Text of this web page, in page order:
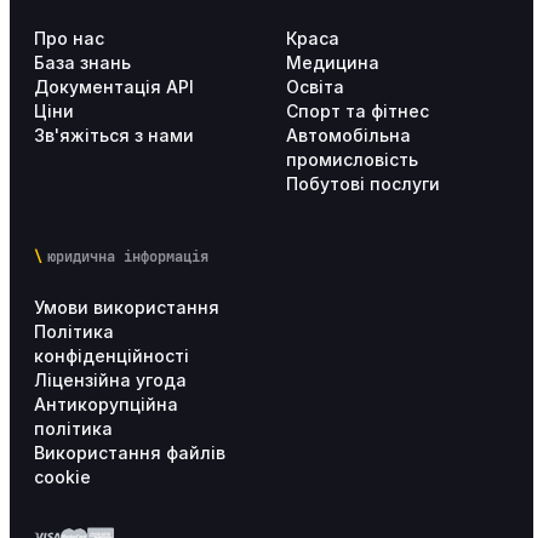
Про нас
База знань
Документація API
Ціни
Зв'яжіться з нами
Краса
Медицина
Освіта
Спорт та фітнес
Автомобільна
промисловість
Побутові послуги
юридична інформація
Умови використання
Політика
конфіденційності
Ліцензійна угода
Антикорупційна
політика
Використання файлів
cookie